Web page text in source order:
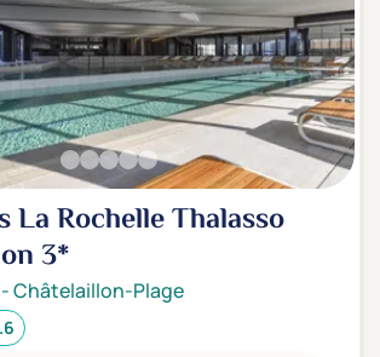
La Rochelle Thalasso
3*
-Châtelaillon-Plage